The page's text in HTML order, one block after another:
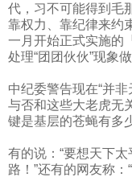
代，习不可能得到毛
靠权力、靠纪律来约
一月开始正式实施的
处理“团团伙伙”现象
中纪委警告现在“并
与否和这些大老虎无
键是基层的苍蝇有多
有的说：“要想天下
路！”还有的网友称